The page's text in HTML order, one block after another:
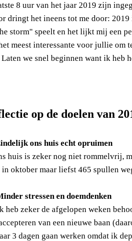
8 uur van het jaar 2019 zijn
dringt het ineens tot me door:
storm" speelt en het lijkt mij een
meest interessante voor jullie om
we snel beginnen want ik heb
op de doelen van
ons huis echt opruimen
huis is zeker nog niet rommelvrij,
in oktober maar liefst 465 spullen
stressen en doemdenken
zeker de afgelopen weken
van een nieuwe baan
3 dagen gaan werken omdat ik